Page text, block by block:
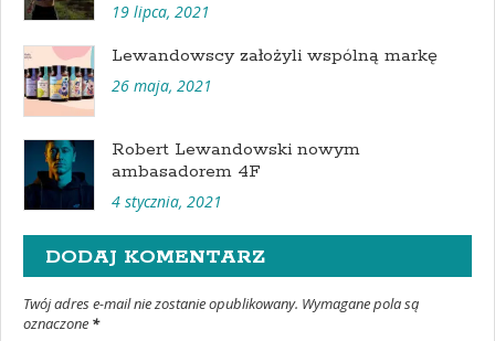
19 lipca, 2021
Lewandowscy założyli wspólną markę
26 maja, 2021
Robert Lewandowski nowym
ambasadorem 4F
4 stycznia, 2021
DODAJ KOMENTARZ
Twój adres e-mail nie zostanie opublikowany. Wymagane pola są
oznaczone *